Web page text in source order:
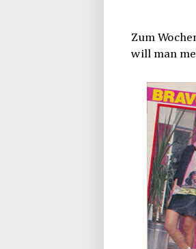
Zum
will man